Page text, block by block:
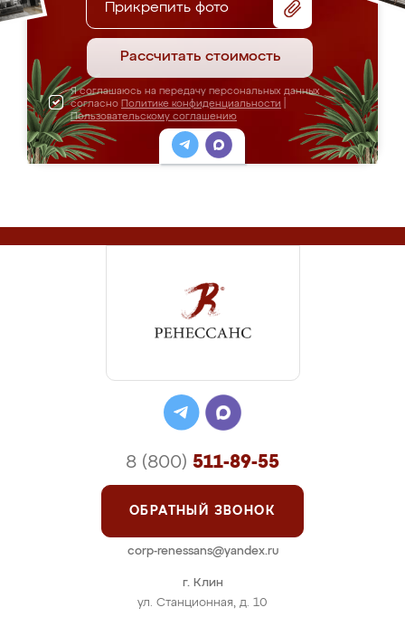
Прикрепить фото
Рассчитать стоимость
Я соглашаюсь на передачу персональных данных
согласно Политике конфиденциальности
Пользовательскому соглашению
г. Клин
ул. Станционная, д. 10
8 (800) 511-89-55
ОБРАТНЫЙ ЗВОНОК
corp-renessans@yandex.ru